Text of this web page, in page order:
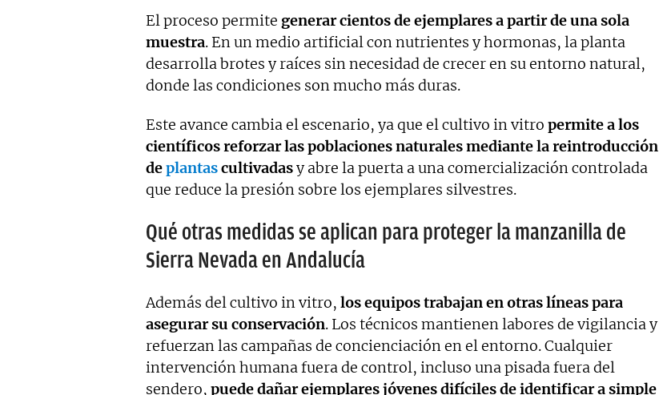
El proceso permite generar cientos de ejemplares a partir de una sola
muestra. En un medio artificial con nutrientes y hormonas, la planta
desarrolla brotes y raíces sin necesidad de crecer en su entorno natural,
donde las condiciones son mucho más duras.
Este avance cambia el escenario, ya que el cultivo in vitro permite a los
científicos reforzar las poblaciones naturales mediante la reintroducción
deplantascultivadasy abre la puerta a una comercialización controlada
que reduce la presión sobre los ejemplares silvestres.
Qué otras medidas se aplican para proteger la manzanilla de
Sierra Nevada en Andalucía
Además del cultivo in vitro, los equipos trabajan en otras líneas para
asegurar su conservación. Los técnicos mantienen labores de vigilancia y
refuerzan las campañas de concienciación en el entorno. Cualquier
intervención humana fuera de control, incluso una pisada fuera del
sendero, puede dañar ejemplares jóvenes difíciles de identificar a simple